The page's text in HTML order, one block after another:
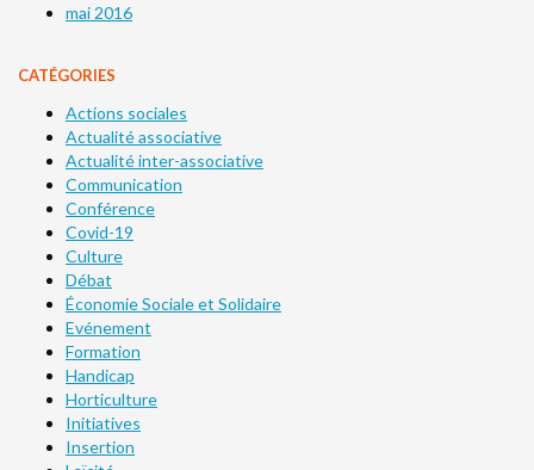
mai 2016
CATÉGORIES
Actions sociales
Actualité associative
Actualité inter-associative
Communication
Conférence
Covid-19
Culture
Débat
Économie Sociale et Solidaire
Evénement
Formation
Handicap
Horticulture
Initiatives
Insertion